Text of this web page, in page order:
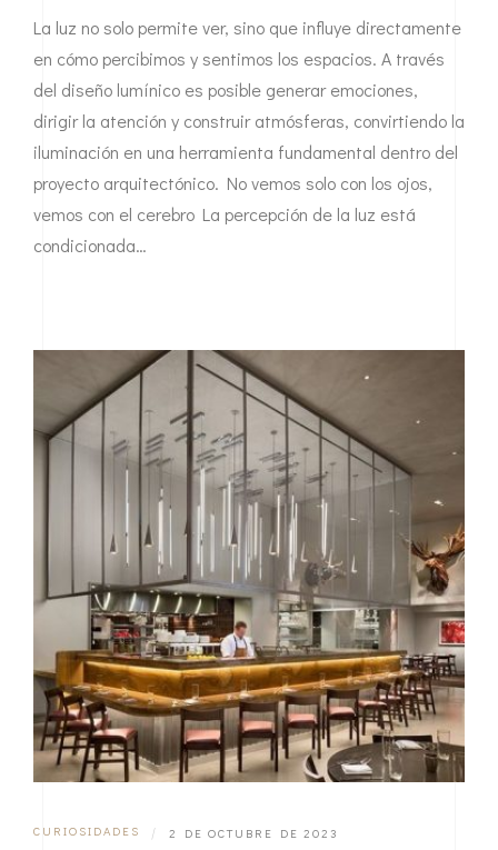
La luz no solo permite ver, sino que influye directamente
en cómo percibimos y sentimos los espacios. A través
del diseño lumínico es posible generar emociones,
dirigir la atención y construir atmósferas, convirtiendo la
iluminación en una herramienta fundamental dentro del
proyecto arquitectónico. No vemos solo con los ojos,
vemos con el cerebro La percepción de la luz está
condicionada…
CURIOSIDADES | 2 DE OCTUBRE DE 2023